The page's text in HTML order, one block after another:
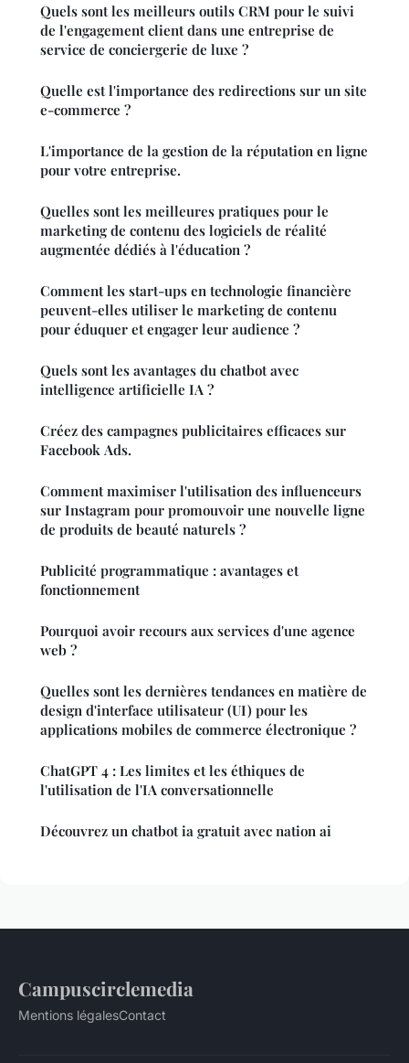
Quels sont les meilleurs outils CRM pour le suivi
de l'engagement client dans une entreprise de
service de conciergerie de luxe ?
Quelle est l'importance des redirections sur un site
e-commerce ?
L'importance de la gestion de la réputation en ligne
pour votre entreprise.
Quelles sont les meilleures pratiques pour le
marketing de contenu des logiciels de réalité
augmentée dédiés à l'éducation ?
Comment les start-ups en technologie financière
peuvent-elles utiliser le marketing de contenu
pour éduquer et engager leur audience ?
Quels sont les avantages du chatbot avec
intelligence artificielle IA ?
Créez des campagnes publicitaires efficaces sur
Facebook Ads.
Comment maximiser l'utilisation des influenceurs
sur Instagram pour promouvoir une nouvelle ligne
de produits de beauté naturels ?
Publicité programmatique : avantages et
fonctionnement
Pourquoi avoir recours aux services d'une agence
web ?
Quelles sont les dernières tendances en matière de
design d'interface utilisateur (UI) pour les
applications mobiles de commerce électronique ?
ChatGPT 4 : Les limites et les éthiques de
l'utilisation de l'IA conversationnelle
Découvrez un chatbot ia gratuit avec nation ai
Campuscirclemedia
Mentions légalesContact